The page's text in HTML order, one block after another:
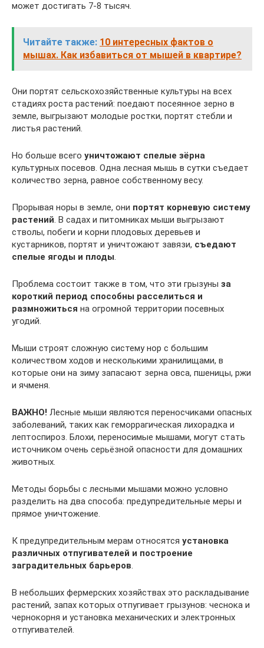
может достигать 7-8 тысяч.
Читайте также: 10 интересных фактов о
мышах. Как избавиться от мышей в квартире?
Они портят сельскохозяйственные культуры на всех
стадиях роста растений: поедают посеянное зерно в
земле, выгрызают молодые ростки, портят стебли и
листья растений.
Но больше всего уничтожают спелые зёрна
культурных посевов. Одна лесная мышь в сутки съедает
количество зерна, равное собственному весу.
Прорывая норы в земле, они портят корневую систему
растений. В садах и питомниках мыши выгрызают
стволы, побеги и корни плодовых деревьев и
кустарников, портят и уничтожают завязи, съедают
спелые ягоды и плоды.
Проблема состоит также в том, что эти грызуны за
короткий период способны расселиться и
размножиться на огромной территории посевных
угодий.
Мыши строят сложную систему нор с большим
количеством ходов и несколькими хранилищами, в
которые они на зиму запасают зерна овса, пшеницы, ржи
и ячменя.
ВАЖНО! Лесные мыши являются переносчиками опасных
заболеваний, таких как геморрагическая лихорадка и
лептоспироз. Блохи, переносимые мышами, могут стать
источником очень серьёзной опасности для домашних
животных.
Методы борьбы с лесными мышами можно условно
разделить на два способа: предупредительные меры и
прямое уничтожение.
К предупредительным мерам относятся установка
различных отпугивателей и построение
заградительных барьеров.
В небольших фермерских хозяйствах это раскладывание
растений, запах которых отпугивает грызунов: чеснока и
чернокорня и установка механических и электронных
отпугивателей.